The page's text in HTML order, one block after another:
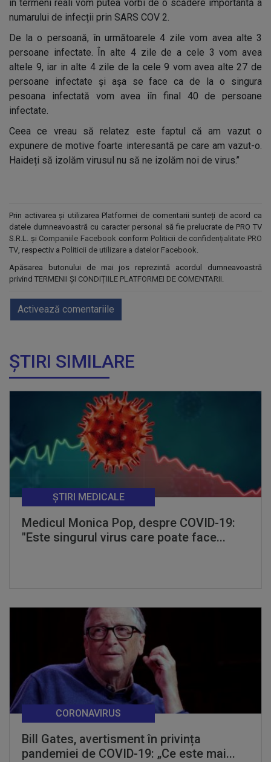
în termeni reali vom putea vorbi de o scădere importantă a
numarului de infecții prin SARS COV 2.
De la o persoană, în următoarele 4 zile vom avea alte 3
persoane infectate. În alte 4 zile de a cele 3 vom avea
altele 9, iar in alte 4 zile de la cele 9 vom avea alte 27 de
persoane infectate și așa se face ca de la o singura
pesoana infectată vom avea iîn final 40 de persoane
infectate.
Ceea ce vreau să relatez este faptul că am vazut o
expunere de motive foarte interesantă pe care am vazut-o.
Haideți să izolăm virusul nu să ne izolăm noi de virus.’’
Prin activarea și utilizarea Platformei de comentarii sunteți de acord ca
datele dumneavoastră cu caracter personal să fie prelucrate de PRO TV
S.R.L. și Companiile Facebook conform Politicii de confidențialitate PRO
TV, respectiv a Politicii de utilizare a datelor Facebook.
Apăsarea butonului de mai jos reprezintă acordul dumneavoastră
privind TERMENII ȘI CONDIȚIILE PLATFORMEI DE COMENTARII.
Activează comentariile
ȘTIRI SIMILARE
Medicul Monica Pop, despre COVID-19:
"Este singurul virus care poate face...
ȘTIRI MEDICALE
Bill Gates, avertisment în privința
pandemiei de COVID-19: „Ce este mai...
CORONAVIRUS